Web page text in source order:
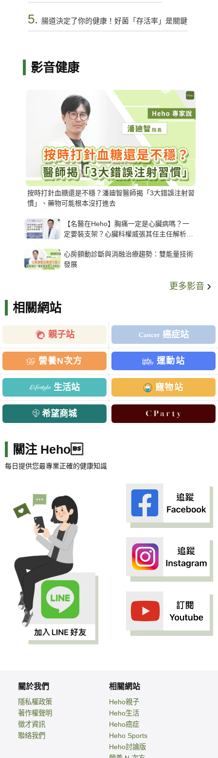
5. 腸道決定了你的健康！好菌「存活率」是關鍵
影音健康
按時打針血糖還是不穩？潘廸智醫師揭「3大錯誤注射習
慣」、藥物可能根本沒打進去
【名醫在Heho】胸痛一定是心臟病嗎？一
定要裝支架？心臟科權威張其任主任解析支
心房顫動診斷與消融治療趨勢：雙能量技術
發展
更多影音
相關網站
親子站 癌症站
營養N次方 運動站
生活站 寵物站
希望商城
關注 Heho
每日提供您最專業正確的健康知識
關於我們
隱私權政策
著作權聲明
徵才資訊
聯絡我們
相關網站
Heho親子
Heho生活
Heho癌症
Heho Sports
Heho討論版